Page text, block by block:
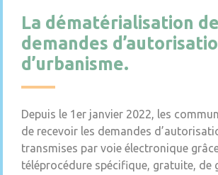
La dématérialisation
demandes
d’urbanisme.
Depuis le 1er janvier 2022, les
de recevoir les demandes
transmises par voie électronique
téléprocédure spécifique, gratuite, de